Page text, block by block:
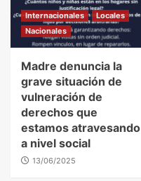
Internacionales
Locales
Nacionales
Madre denuncia la
grave situación de
vulneración de
derechos que
estamos atravesando
a nivel social
13/06/2025